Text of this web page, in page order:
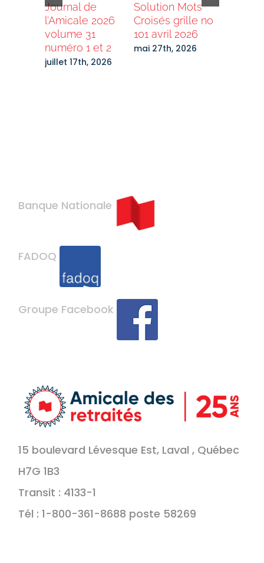
Journal de
l’Amicale 2026
volume 31
numéro 1 et 2
juillet 17th, 2026
Solution Mots
Croisés grille no
101 avril 2026
mai 27th, 2026
Banque Nationale
FADOQ
Groupe Facebook
15 boulevard Lévesque Est, Laval , Québec
H7G 1B3
Transit : 4133-1
Tél : 1-800-361-8688 poste 58269